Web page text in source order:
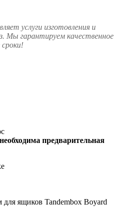
услуги изготовления и
Мы гарантируем качественное
предварительная
ящиков Tandembox Boyard